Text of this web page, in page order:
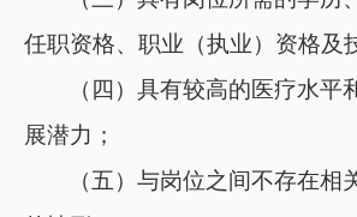
任职资格、职业（执业）资格及
（四）具有较高的医疗水平
展潜力；
（五）与岗位之间不存在相